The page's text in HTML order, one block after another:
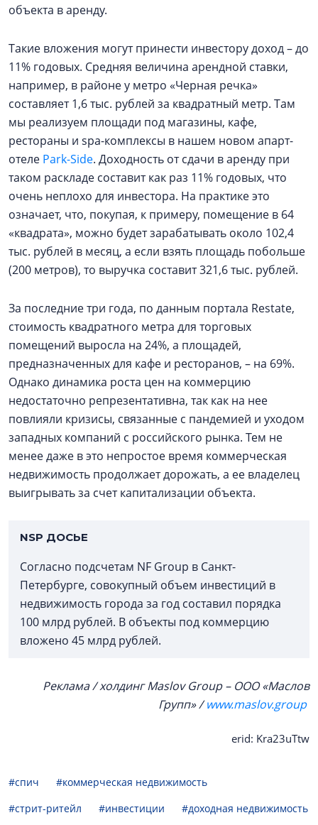
объекта в аренду.
Такие вложения могут принести инвестору доход – до
11% годовых. Средняя величина арендной ставки,
например, в районе у метро «Черная речка»
составляет 1,6 тыс. рублей за квадратный метр. Там
мы реализуем площади под магазины, кафе,
рестораны и spa-комплексы в нашем новом апарт-
отеле Park-Side. Доходность от сдачи в аренду при
таком раскладе составит как раз 11% годовых, что
очень неплохо для инвестора. На практике это
означает, что, покупая, к примеру, помещение в 64
«квадрата», можно будет зарабатывать около 102,4
тыс. рублей в месяц, а если взять площадь побольше
(200 метров), то выручка составит 321,6 тыс. рублей.
За последние три года, по данным портала Restate,
стоимость квадратного метра для торговых
помещений выросла на 24%, а площадей,
предназначенных для кафе и ресторанов, – на 69%.
Однако динамика роста цен на коммерцию
недостаточно репрезентативна, так как на нее
повлияли кризисы, связанные с пандемией и уходом
западных компаний с российского рынка. Тем не
менее даже в это непростое время коммерческая
недвижимость продолжает дорожать, а ее владелец
выигрывать за счет капитализации объекта.
NSP ДОСЬЕ
Согласно подсчетам NF Group в Санкт-
Петербурге, совокупный объем инвестиций в
недвижимость города за год составил порядка
100 млрд рублей. В объекты под коммерцию
вложено 45 млрд рублей.
Реклама / холдинг Maslov Group – ООО «Маслов
Групп» /www.maslov.group
erid: Kra23uTtw
#спич
#коммерческая недвижимость
#стрит-ритейл
#инвестиции #доходная недвижимость